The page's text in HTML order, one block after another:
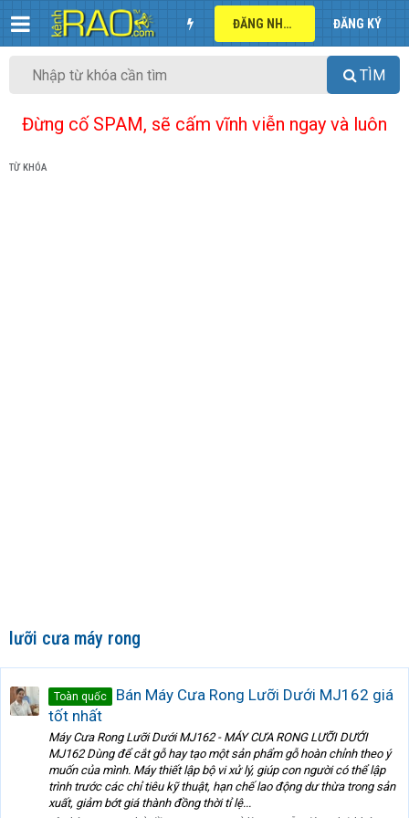
ĐĂNG NHẬP ĐĂNG KÝ
TÌM
Đừng cố SPAM, sẽ cấm vĩnh viễn ngay và luôn
TỪ KHÓA
lưỡi cưa máy rong
Toàn quốc
Bán Máy Cưa Rong Lưỡi Dưới MJ162 giá
tốt nhất
Máy Cưa Rong Lưỡi Dưới MJ162 - MÁY CƯA RONG LƯỠI DƯỚI
MJ162 Dùng để cắt gỗ hay tạo một sản phẩm gỗ hoàn chỉnh theo ý
muốn của mình. Máy thiết lập bộ vi xử lý, giúp con người có thể lập
trình trước các chỉ tiêu kỹ thuật, hạn chế lao động dư thừa trong sản
xuất, giảm bớt giá thành đồng thời tỉ lệ...